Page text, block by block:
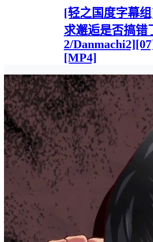
[轻之国度字幕
求邂逅是否搞错
2/
[MP4]